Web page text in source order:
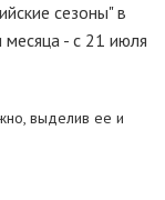
сезоны" в
месяца - с 21 июля
выделив ее и